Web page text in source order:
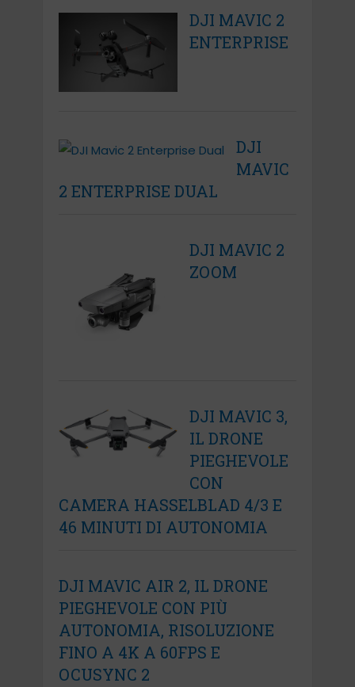
DJI MAVIC 2
ENTERPRISE
DJI
MAVIC
2 ENTERPRISE DUAL
DJI MAVIC 2
ZOOM
DJI MAVIC 3,
IL DRONE
PIEGHEVOLE
CON
CAMERA HASSELBLAD 4/3 E
46 MINUTI DI AUTONOMIA
DJI MAVIC AIR 2, IL DRONE
PIEGHEVOLE CON PIÙ
AUTONOMIA, RISOLUZIONE
FINO A 4K A 60FPS E
OCUSYNC 2